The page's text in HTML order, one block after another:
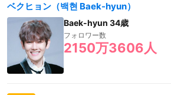
ベクヒョン（백현 Baek-hyun）
Baek-hyun 34歳
フォロワー数
2150万3606人